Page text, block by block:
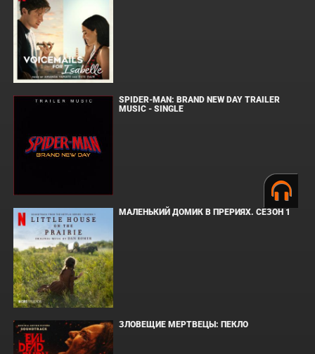
SPIDER-MAN: BRAND NEW DAY TRAILER
MUSIC - SINGLE
МАЛЕНЬКИЙ ДОМИК В ПРЕРИЯХ. СЕЗОН 1
ЗЛОВЕЩИЕ МЕРТВЕЦЫ: ПЕКЛО